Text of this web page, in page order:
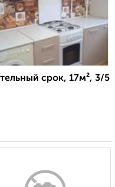
срок, 17м², 3/5